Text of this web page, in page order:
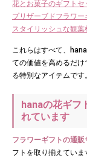
花とお菓子のギフトセ
プリザーブドフラワー
スタイリッシュな観葉
これらはすべて、
ての価値を高めるだ
る特別なアイテムです。
hanaの花ギフ
れています
フラワーギフトの通
フトを取り揃えていま